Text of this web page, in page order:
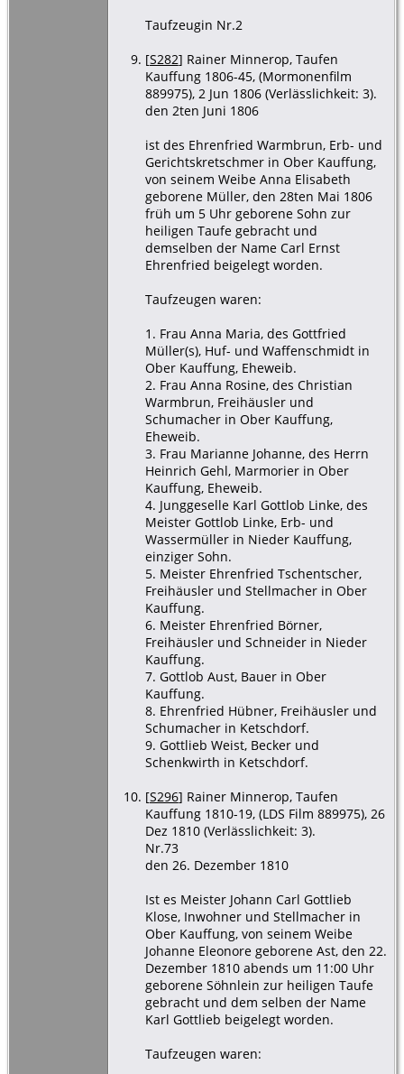
Taufzeugin Nr.2
[S282] Rainer Minnerop, Taufen
Kauffung 1806-45, (Mormonenfilm
889975), 2 Jun 1806 (Verlässlichkeit: 3).
den 2ten Juni 1806
ist des Ehrenfried Warmbrun, Erb- und
Gerichtskretschmer in Ober Kauffung,
von seinem Weibe Anna Elisabeth
geborene Müller, den 28ten Mai 1806
früh um 5 Uhr geborene Sohn zur
heiligen Taufe gebracht und
demselben der Name Carl Ernst
Ehrenfried beigelegt worden.
Taufzeugen waren:
1. Frau Anna Maria, des Gottfried
Müller(s), Huf- und Waffenschmidt in
Ober Kauffung, Eheweib.
2. Frau Anna Rosine, des Christian
Warmbrun, Freihäusler und
Schumacher in Ober Kauffung,
Eheweib.
3. Frau Marianne Johanne, des Herrn
Heinrich Gehl, Marmorier in Ober
Kauffung, Eheweib.
4. Junggeselle Karl Gottlob Linke, des
Meister Gottlob Linke, Erb- und
Wassermüller in Nieder Kauffung,
einziger Sohn.
5. Meister Ehrenfried Tschentscher,
Freihäusler und Stellmacher in Ober
Kauffung.
6. Meister Ehrenfried Börner,
Freihäusler und Schneider in Nieder
Kauffung.
7. Gottlob Aust, Bauer in Ober
Kauffung.
8. Ehrenfried Hübner, Freihäusler und
Schumacher in Ketschdorf.
9. Gottlieb Weist, Becker und
Schenkwirth in Ketschdorf.
[S296] Rainer Minnerop, Taufen
Kauffung 1810-19, (LDS Film 889975), 26
Dez 1810 (Verlässlichkeit: 3).
Nr.73
den 26. Dezember 1810
Ist es Meister Johann Carl Gottlieb
Klose, Inwohner und Stellmacher in
Ober Kauffung, von seinem Weibe
Johanne Eleonore geborene Ast, den 22.
Dezember 1810 abends um 11:00 Uhr
geborene Söhnlein zur heiligen Taufe
gebracht und dem selben der Name
Karl Gottlieb beigelegt worden.
Taufzeugen waren: